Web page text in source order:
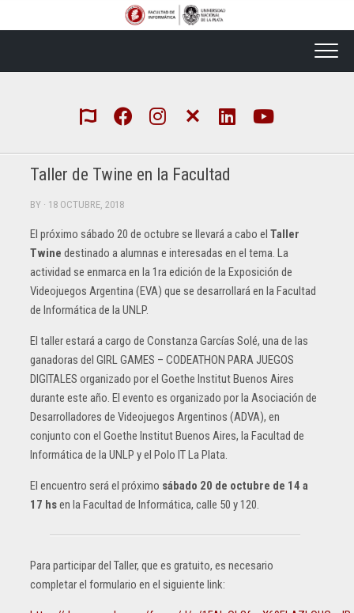
Taller de Twine en la Facultad
BY · 18 OCTUBRE, 2018
El próximo sábado 20 de octubre se llevará a cabo el Taller
Twine destinado a alumnas e interesadas en el tema. La
actividad se enmarca en la 1ra edición de la Exposición de
Videojuegos Argentina (EVA) que se desarrollará en la Facultad
de Informática de la UNLP.
El taller estará a cargo de Constanza Garcías Solé, una de las
ganadoras del GIRL GAMES – CODEATHON PARA JUEGOS
DIGITALES organizado por el Goethe Institut Buenos Aires
durante este año. El evento es organizado por la Asociación de
Desarrolladores de Videojuegos Argentinos (ADVA), en
conjunto con el Goethe Institut Buenos Aires, la Facultad de
Informática de la UNLP y el Polo IT La Plata.
El encuentro será el próximo sábado 20 de octubre de 14 a
17 hsen la Facultad de Informática, calle 50 y 120.
Para participar del Taller, que es gratuito, es necesario
completar el formulario en el siguiente link: